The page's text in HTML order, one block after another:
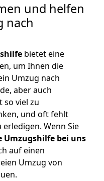
und helfen
nach
bietet eine
um Ihnen die
Umzug nach
aber auch
so viel zu
und oft fehlt
Wenn Sie
Umzugshilfe bei uns
auf einen
Umzug von